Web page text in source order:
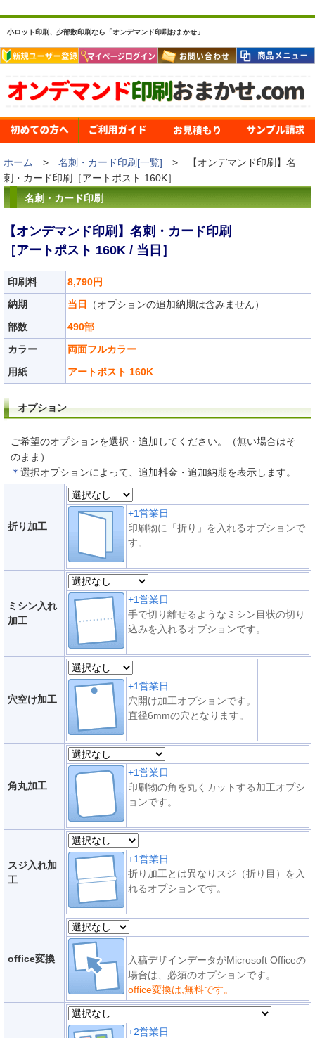
小ロット印刷、少部数印刷なら「オンデマンド印刷おまかせ」
ホーム > 名刺・カード印刷[一覧] > 【オンデマンド印刷】名
刺・カード印刷［アートポスト 160K］
名刺・カード印刷
【オンデマンド印刷】名刺・カード印刷
［アートポスト 160K / 当日］
印刷料
8,790円
納期
当日
（オプションの追加納期は含みません）
部数
490部
カラー
両面フルカラー
用紙
アートポスト 160K
オプション
ご希望のオプションを選択・追加してください。（無い場合はそ
のまま）
＊ 選択オプションによって、追加料金・追加納期を表示します。
折り加工
+1営業日
印刷物に「折り」を入れるオプションで
す。
ミシン入れ
加工
+1営業日
手で切り離せるようなミシン目状の切り
込みを入れるオプションです。
穴空け加工
+1営業日
穴開け加工オプションです。
直径6mmの穴となります。
角丸加工
+1営業日
印刷物の角を丸くカットする加工オプシ
ョンです。
スジ入れ加
工
+1営業日
折り加工とは異なりスジ（折り目）を入
れるオプションです。
office変換
入稿デザインデータがMicrosoft Officeの
場合は、必須のオプションです。
office変換は,無料です。
+2営業日